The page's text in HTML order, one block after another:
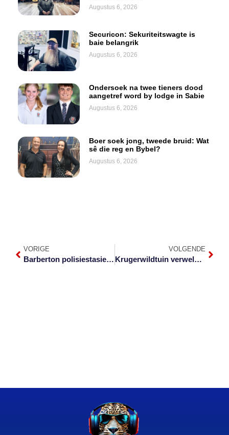
Augustus 6, 2026
Securicon: Sekuriteitswagte is
baie belangrik
Augustus 6, 2026
Ondersoek na twee tieners dood
aangetref word by lodge in Sabie
Augustus 6, 2026
Boer soek jong, tweede bruid: Wat
sê die reg en Bybel?
Augustus 6, 2026
VORIGE
Barberton polisiestasie sluit nadat polisielid positief toets
VOLGENDE
Krugerwildtuin verwelkom weer dagbesoekers: Wat jy moet weet